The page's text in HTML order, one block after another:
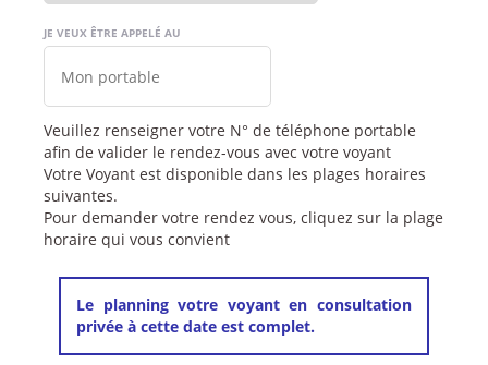
JE VEUX ÊTRE APPELÉ AU
Veuillez renseigner votre N° de téléphone portable
afin de valider le rendez-vous avec votre voyant
Votre Voyant est disponible dans les plages horaires
suivantes.
Pour demander votre rendez vous, cliquez sur la plage
horaire qui vous convient
Le planning votre voyant en consultation
privée à cette date est complet.